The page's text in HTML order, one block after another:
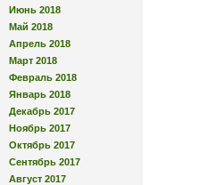
Июнь 2018
Май 2018
Апрель 2018
Март 2018
Февраль 2018
Январь 2018
Декабрь 2017
Ноябрь 2017
Октябрь 2017
Сентябрь 2017
Август 2017